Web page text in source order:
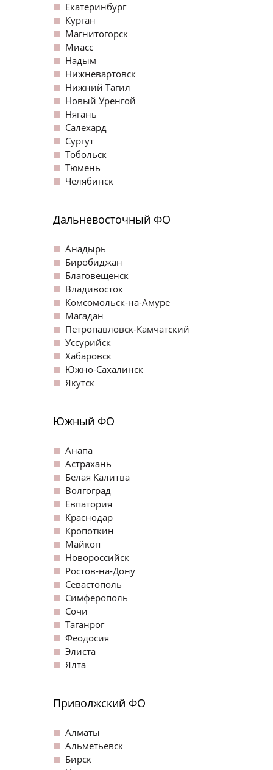
Екатеринбург
Курган
Магнитогорск
Миасс
Надым
Нижневартовск
Нижний Тагил
Новый Уренгой
Нягань
Салехард
Сургут
Тобольск
Тюмень
Челябинск
Дальневосточный ФО
Анадырь
Биробиджан
Благовещенск
Владивосток
Комсомольск-на-Амуре
Магадан
Петропавловск-Камчатский
Уссурийск
Хабаровск
Южно-Сахалинск
Якутск
Южный ФО
Анапа
Астрахань
Белая Калитва
Волгоград
Евпатория
Краснодар
Кропоткин
Майкоп
Новороссийск
Ростов-на-Дону
Севастополь
Симферополь
Сочи
Таганрог
Феодосия
Элиста
Ялта
Приволжский ФО
Алматы
Альметьевск
Бирск